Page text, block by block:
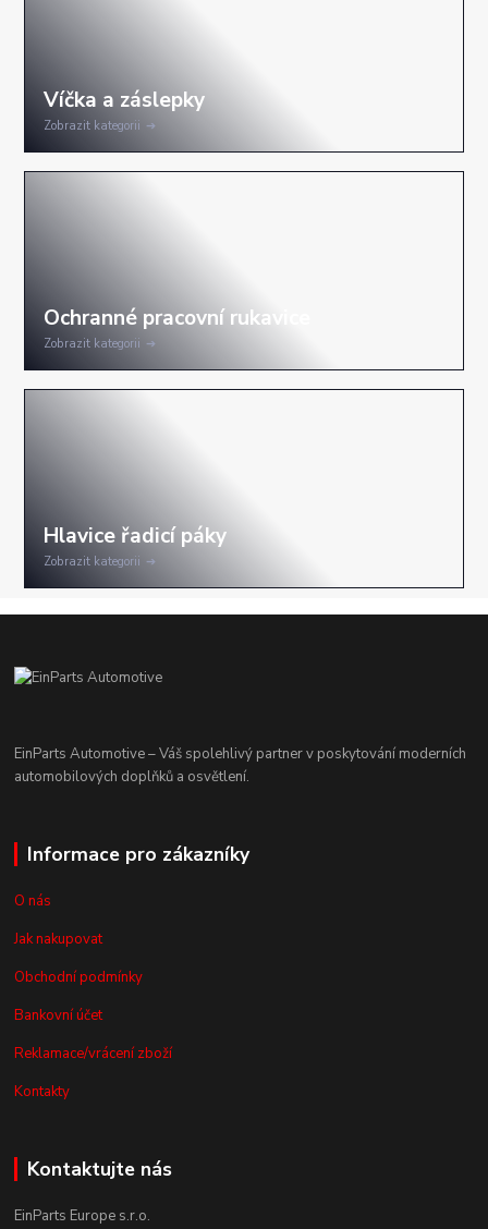
Zobrazit kategorii
Zobrazit kategorii
Zobrazit kategorii
EinParts Automotive – Váš spolehlivý partner v poskytování moderních
automobilových doplňků a osvětlení.
Informace pro zákazníky
O nás
Jak nakupovat
Obchodní podmínky
Bankovní účet
Reklamace/vrácení zboží
Kontakty
Kontaktujte nás
EinParts Europe s.r.o.